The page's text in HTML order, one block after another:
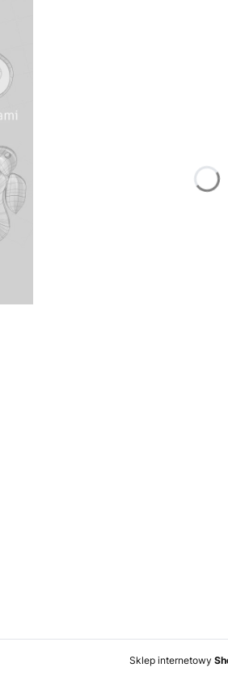
Sklep internetowy